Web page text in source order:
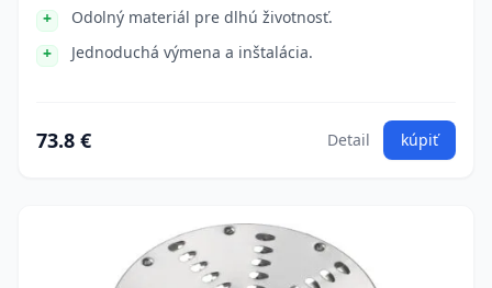
Odolný materiál pre dlhú životnosť.
Jednoduchá výmena a inštalácia.
73.8 € Detail kúpiť